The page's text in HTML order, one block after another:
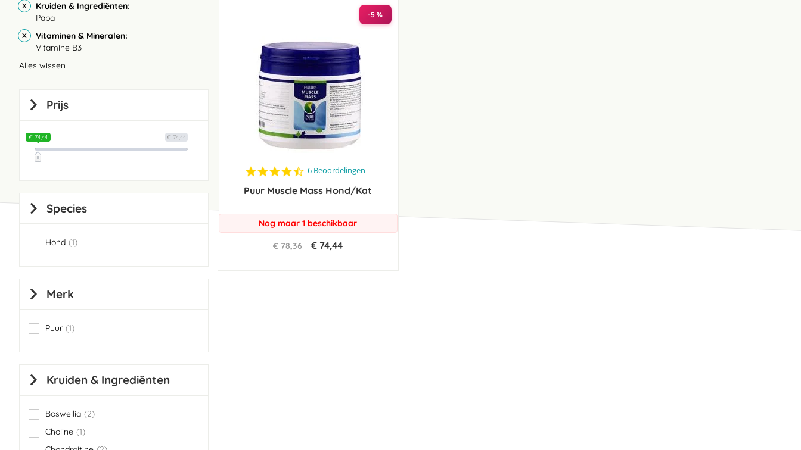
-5 %
4.5
rating
6 Beoordelingen
Puur Muscle Mass Hond/Kat
Nog maar 1 beschikbaar
€ 78,36 € 74,44
Kruiden & Ingrediënten
Paba
Vitaminen & Mineralen
Vitamine B3
Alles wissen
Prijs
€ 74,44
€ 74,44
Species
Hond 1
item
Merk
Puur 1
item
Kruiden & Ingrediënten
Boswellia 2
items
Choline 1
item